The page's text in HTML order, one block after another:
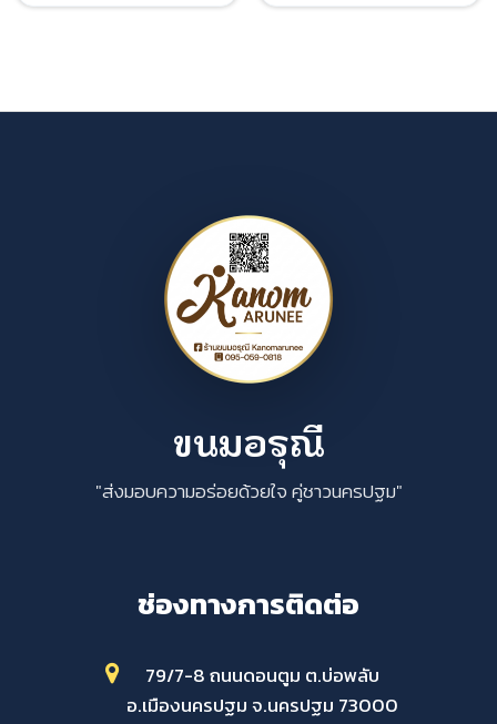
ขนมอรุณี
"ส่งมอบความอร่อยด้วยใจ คู่ชาวนครปฐม"
ช่องทางการติดต่อ
79/7-8 ถนนดอนตูม ต.บ่อพลับ
อ.เมืองนครปฐม จ.นครปฐม 73000